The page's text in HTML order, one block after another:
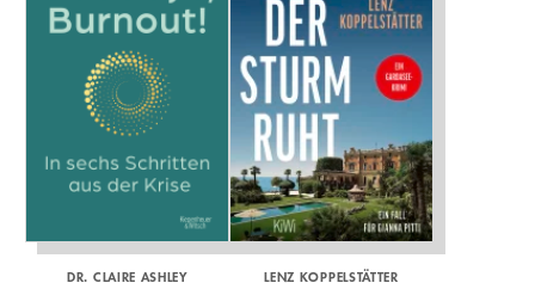
DR. CLAIRE ASHLEY LENZ KOPPELSTÄTTER